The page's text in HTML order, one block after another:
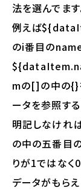
法を選んでます
例えば
のi番目の
mの[]の中の{}
ータを参照す
明記しなけれ
の中の五番目
りが1ではな
データがもら